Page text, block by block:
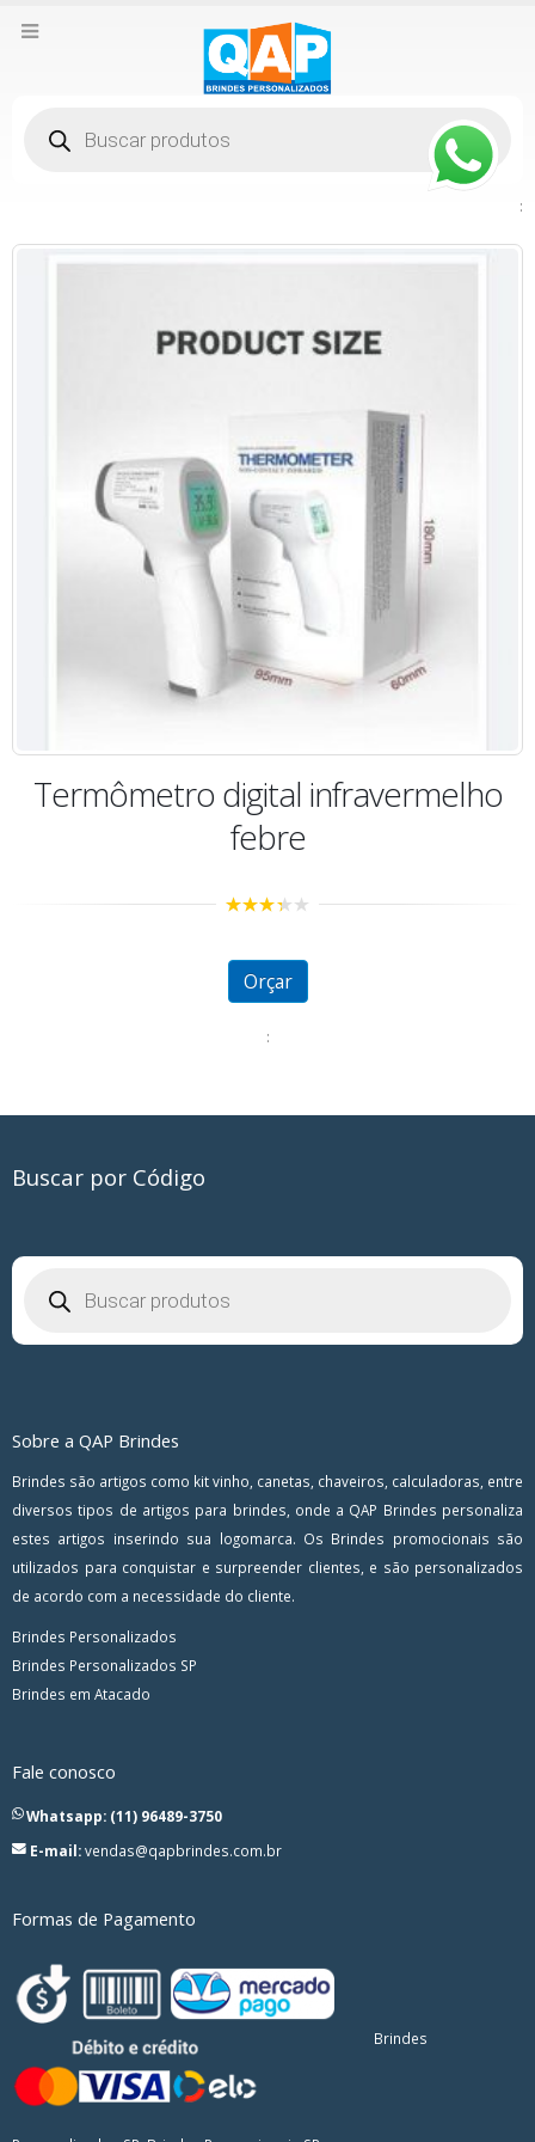
produtos
:
Termômetro digital infravermelho
febre
Orçar
:
Buscar por Código
produtos
Sobre a QAP Brindes
Brindes são artigos como kit vinho, canetas, chaveiros, calculadoras, entre
diversos tipos de artigos para brindes, onde a QAP Brindes personaliza
estes artigos inserindo sua logomarca. Os Brindes promocionais são
utilizados para conquistar e surpreender clientes, e são personalizados
de acordo com a necessidade do cliente.
Brindes Personalizados
Brindes Personalizados SP
Brindes em Atacado
Fale conosco
Whatsapp: (11) 96489-3750
E-mail:vendas@qapbrindes.com.br
Formas de Pagamento
Brindes